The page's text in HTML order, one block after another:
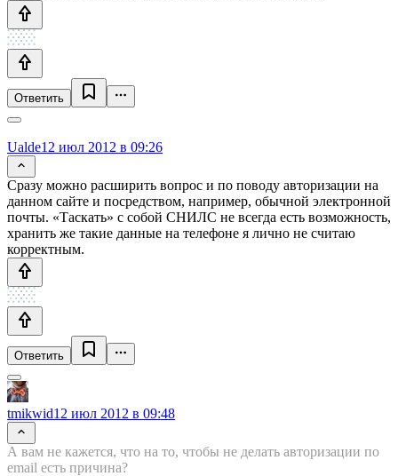
Ответить
Ualde12 июл 2012 в 09:26
Сразу можно расширить вопрос и по поводу авторизации на
данном сайте и посредством, например, обычной электронной
почты. «Таскать» с собой СНИЛС не всегда есть возможность,
хранить же такие данные на телефоне я лично не считаю
корректным.
Ответить
tmikwid12 июл 2012 в 09:48
А вам не кажется, что на то, чтобы не делать авторизации по
email есть причина?